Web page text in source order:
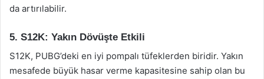
da artırılabilir.
5. S12K: Yakın Dövüşte Etkili
S12K, PUBG’deki en iyi pompalı tüfeklerden biridir. Yakın
mesafede büyük hasar verme kapasitesine sahip olan bu